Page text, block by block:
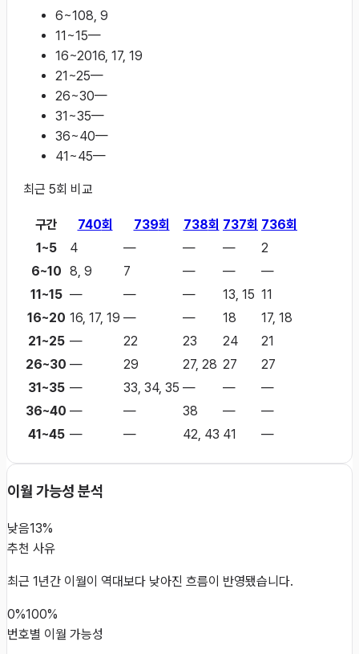
6~108, 9
11~15—
16~2016, 17, 19
21~25—
26~30—
31~35—
36~40—
41~45—
최근 5회 비교
구간 740회 739회 738회 737회 736회
1~5
4 — — —
2
6~10 8, 9 7 — —
—
11~15 — — — 13, 15 11
16~20 16, 17, 19 — — 18
17, 18
21~25 — 22 23 24
21
26~30 — 29 27, 28 27
27
31~35 — 33, 34, 35 — —
—
36~40 — — 38 —
—
41~45 — — 42, 43 41 —
이월 가능성 분석
낮음13%
추천 사유
최근 1년간 이월이 역대보다 낮아진 흐름이 반영됐습니다.
0%100%
번호별 이월 가능성